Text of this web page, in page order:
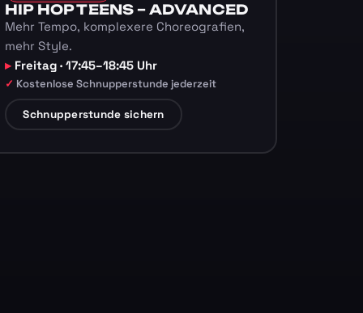
HIP HOP TEENS – ADVANCED
Mehr Tempo, komplexere Choreografien,
mehr Style.
Freitag · 17:45–18:45 Uhr
Kostenlose Schnupperstunde jederzeit
Schnupperstunde sichern